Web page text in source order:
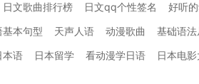
日文歌曲排行榜 日文qq个性签名 好听
基本句型 天声人语 动漫歌曲 基础语
本语 日本留学 看动漫学日语 日本电